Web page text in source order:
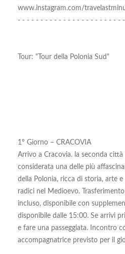
www.instagram.com/
- - - - - - - - - - - - - - - - - - - - - - -
Tour: "Tour della Polonia Sud"
1º Giorno – CRACOVIA
Arrivo a Cracovia. la seconda città
considerata una delle più
della Polonia, ricca di storia, arte
radici nel Medioevo.
incluso, disponibile con
disponibile dalle 15:00. Se arrivi
e fare una passeggiata. Incontro
accompagnatrice previsto per il